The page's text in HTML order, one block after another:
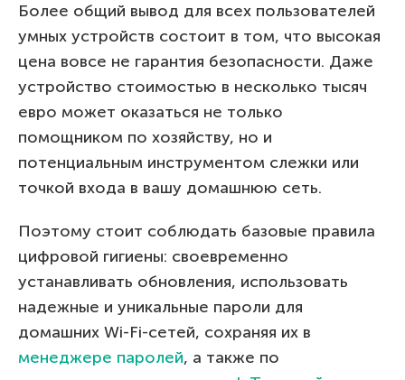
Более общий вывод для всех пользователей
умных устройств состоит в том, что высокая
цена вовсе не гарантия безопасности. Даже
устройство стоимостью в несколько тысяч
евро может оказаться не только
помощником по хозяйству, но и
потенциальным инструментом слежки или
точкой входа в вашу домашнюю сеть.
Поэтому стоит соблюдать базовые правила
цифровой гигиены: своевременно
устанавливать обновления, использовать
надежные и уникальные пароли для
домашних Wi-Fi-сетей, сохраняя их в
менеджере паролей, а также по